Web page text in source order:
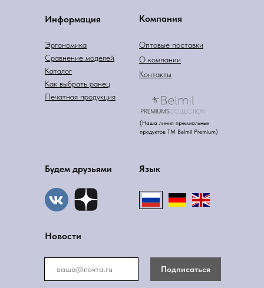
Информация
Эргономика
Сравнение моделей
Каталог
Как выбрать ранец
Печатная продукция
Компания
Оптовые поставки
О компании
Контакты
Новости
Подписаться
Будем друзьями Язык
(Наша линия премиальных
продуктов ТМ Belmil Premium)